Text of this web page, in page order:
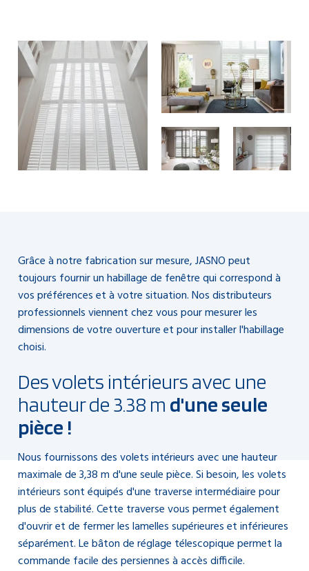
Grâce à notre fabrication sur mesure, JASNO peut
toujours fournir un habillage de fenêtre qui correspond à
vos préférences et à votre situation. Nos distributeurs
professionnels viennent chez vous pour mesurer les
dimensions de votre ouverture et pour installer l'habillage
choisi.
Des volets intérieurs avec une
hauteur de 3.38 m d'une seule
pièce !
Nous fournissons des volets intérieurs avec une hauteur
maximale de 3,38 m d'une seule pièce. Si besoin, les volets
intérieurs sont équipés d'une traverse intermédiaire pour
plus de stabilité. Cette traverse vous permet également
d'ouvrir et de fermer les lamelles supérieures et inférieures
séparément. Le bâton de réglage télescopique permet la
commande facile des persiennes à accès difficile.